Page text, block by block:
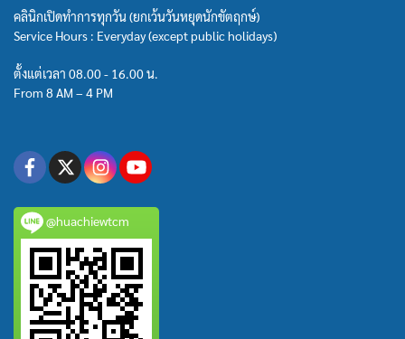
คลินิกเปิดทำการทุกวัน (ยกเว้นวันหยุดนักขัตฤกษ์)
Service Hours : Everyday (except public holidays)
ตั้งแต่เวลา 08.00 - 16.00 น.
From 8 AM – 4 PM
@huachiewtcm